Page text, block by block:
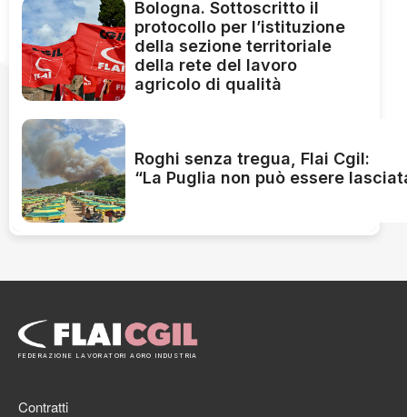
Bologna. Sottoscritto il
protocollo per l’istituzione
della sezione territoriale
della rete del lavoro
agricolo di qualità
Roghi senza tregua, Flai Cgil:
“La Puglia non può essere
FEDERAZIONE LAVORATORI AGRO INDUSTRIA
Contratti